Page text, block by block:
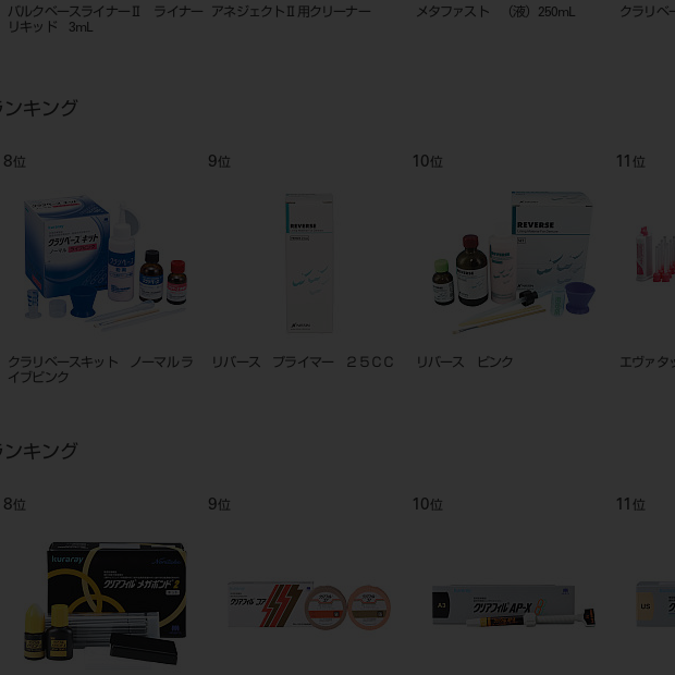
バルクベースライナーⅡ ライナー
リキッド 3mL
アネジェクトⅡ用クリーナー メタファスト （液）250mL クラリ
キング
8位
クラリベースキット ノーマル ラ
イブピンク
9位
リバース プライマー ２５ＣＣ
10位
リバース ピンク
11 位
エヴァタ
キング
8位 9位 10位 11 位